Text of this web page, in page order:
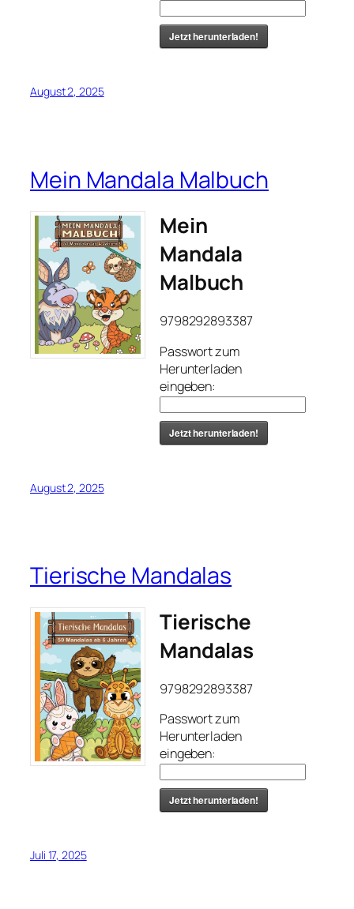
Jetzt herunterladen!
August 2, 2025
Mein Mandala Malbuch
Mein
Mandala
Malbuch
9798292893387
Passwort zum
Herunterladen
eingeben:
Jetzt herunterladen!
August 2, 2025
Tierische Mandalas
Tierische
Mandalas
9798292893387
Passwort zum
Herunterladen
eingeben:
Jetzt herunterladen!
Juli 17, 2025